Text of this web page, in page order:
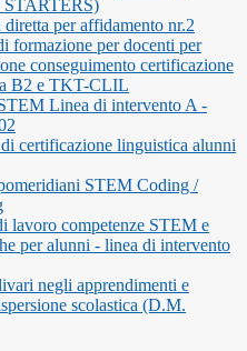
diretta per affidamento nr.2
formazione per docenti per
conseguimento certificazione
B2 e TKT-CLIL
Linea di intervento A -
certificazione linguistica alunni
STEM Coding /
lavoro competenze STEM e
per alunni - linea di intervento
negli apprendimenti e
scolastica (D.M.